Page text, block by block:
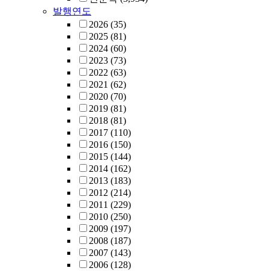
발행연도
2026 (35)
2025 (81)
2024 (60)
2023 (73)
2022 (63)
2021 (62)
2020 (70)
2019 (81)
2018 (81)
2017 (110)
2016 (150)
2015 (144)
2014 (162)
2013 (183)
2012 (214)
2011 (229)
2010 (250)
2009 (197)
2008 (187)
2007 (143)
2006 (128)